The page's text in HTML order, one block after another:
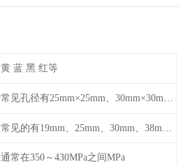
黄 蓝 黑 红等
通常在350～430MPa之间MPa